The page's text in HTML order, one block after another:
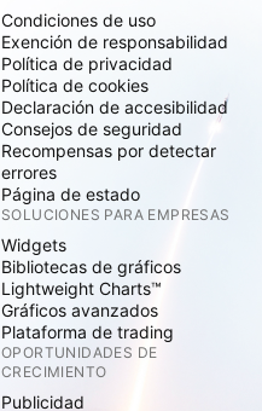
Condiciones de uso
Exención de responsabilidad
Política de privacidad
Política de cookies
Declaración de accesibilidad
Consejos de seguridad
Recompensas por detectar
errores
Página de estado
SOLUCIONES PARA EMPRESAS
Widgets
Bibliotecas de gráficos
Lightweight Charts™
Gráficos avanzados
Plataforma de trading
OPORTUNIDADES DE
CRECIMIENTO
Publicidad